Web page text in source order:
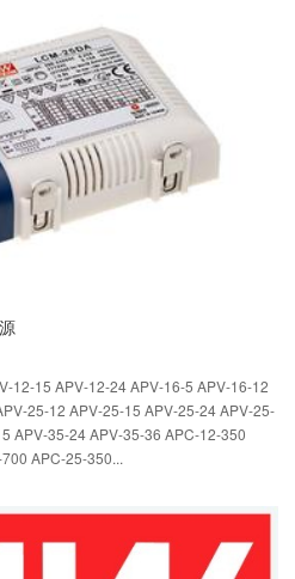
12-15 APV-12-24 APV-16-5 APV-16-12
25-12 APV-25-15 APV-25-24 APV-25-
APV-35-24 APV-35-36 APC-12-350
APC-25-350...